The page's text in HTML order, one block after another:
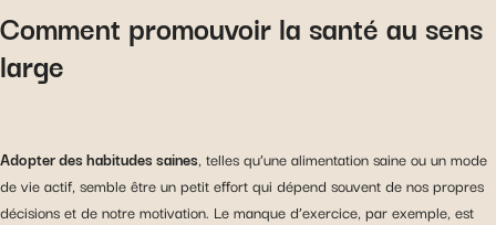
Comment promouvoir la santé au sens
large
Adopter des habitudes saines, telles qu’une alimentation saine ou un mode
de vie actif, semble être un petit effort qui dépend souvent de nos propres
décisions et de notre motivation. Le manque d’exercice, par exemple, est